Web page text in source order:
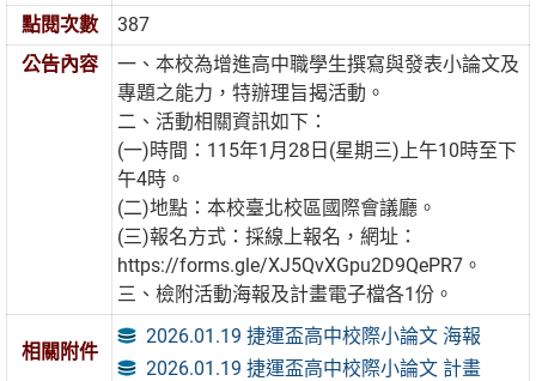
點閱次數
387
公告內容
一、本校為增進高中職學生撰寫與發表小論文及
專題之能力，特辦理旨揭活動。
二、活動相關資訊如下：
(一)時間：115年1月28日(星期三)上午10時至下
午4時。
(二)地點：本校臺北校區國際會議廳。
(三)報名方式：採線上報名，網址：
https://forms.gle/XJ5QvXGpu2D9QePR7。
三、檢附活動海報及計畫電子檔各1份。
相關附件
2026.01.19 捷運盃高中校際小論文 海報
2026.01.19 捷運盃高中校際小論文 計畫